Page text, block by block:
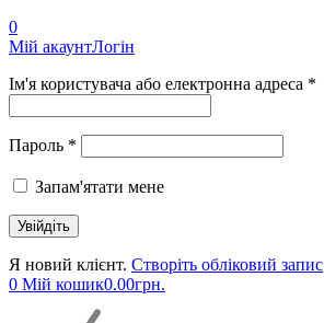
0
Мій акаунтЛогін
Ім'я користувача або електронна адреса *
Пароль *
Запам'ятати мене
Я новий клієнт. Створіть обліковий запис
0 Мій кошик0.00грн.